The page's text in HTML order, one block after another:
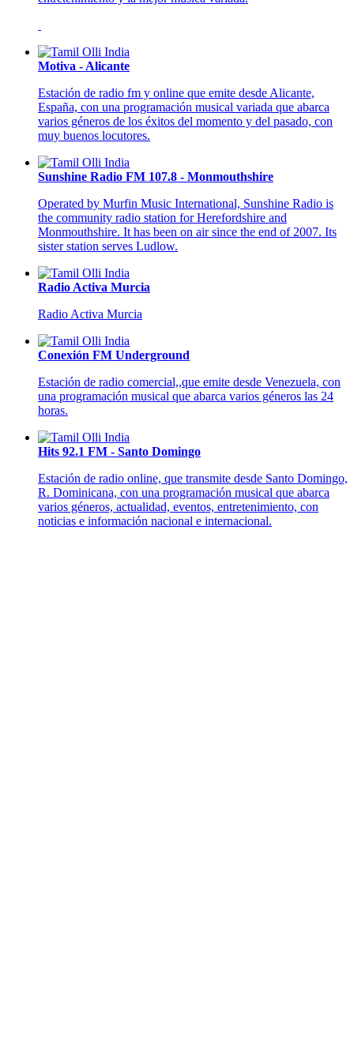
Motiva - Alicante
Estación de radio fm y online que emite desde Alicante,
España, con una programación musical variada que abarca
varios géneros de los éxitos del momento y del pasado, con
muy buenos locutores.
Sunshine Radio FM 107.8 - Monmouthshire
Operated by Murfin Music International, Sunshine Radio is
the community radio station for Herefordshire and
Monmouthshire. It has been on air since the end of 2007. Its
sister station serves Ludlow.
Radio Activa Murcia
Radio Activa Murcia
Conexión FM Underground
Estación de radio comercial,,que emite desde Venezuela, con
una programación musical que abarca varios géneros las 24
horas.
Hits 92.1 FM - Santo Domingo
Estación de radio online, que transmite desde Santo Domingo,
R. Dominicana, con una programación musical que abarca
varios géneros, actualidad, eventos, entretenimiento, con
noticias e información nacional e internacional.